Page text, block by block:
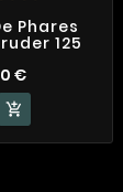
Phares
125
€
